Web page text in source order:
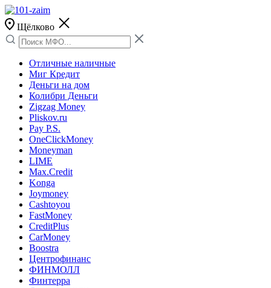
Щёлково
Отличные наличные
Миг Кредит
Деньги на дом
Колибри Деньги
Zigzag Money
Pliskov.ru
Pay P.S.
OneClickMoney
Moneyman
LIME
Max.Credit
Konga
Joymoney
Cashtoyou
FastMoney
CreditPlus
CarMoney
Boostra
Центрофинанс
ФИНМОЛЛ
Финтерра